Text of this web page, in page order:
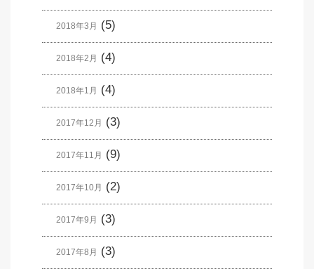
2018年3月 (5)
2018年2月 (4)
2018年1月 (4)
2017年12月 (3)
2017年11月 (9)
2017年10月 (2)
2017年9月 (3)
2017年8月 (3)